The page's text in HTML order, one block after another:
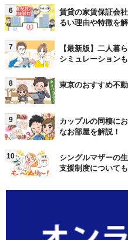
6
賃貸の家賃保証会
るい理由や特徴を
7
【最新版】二人暮
シミュレーション
8 東京のおすすめ不
9
カップルの同棲に
なお部屋を解説！
10
シングルマザーの
支援制度について